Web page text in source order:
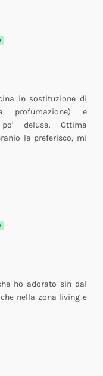
in sostituzione di
profumazione) e
delusa. Ottima
la preferisco, mi
ho adorato sin dal
nella zona living e